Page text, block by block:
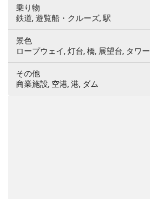
乗り物
鉄道, 遊覧船・クルーズ, 駅
景色
ロープウェイ, 灯台, 橋, 展望台, タワー
その他
商業施設, 空港, 港, ダム